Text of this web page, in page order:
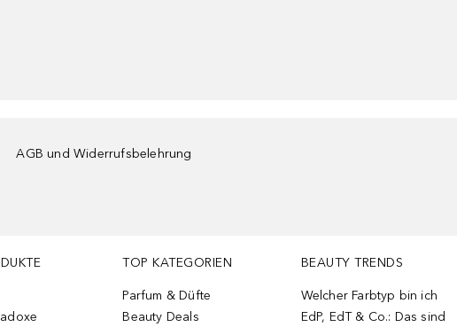
AGB und Widerrufsbelehrung
TOP KATEGORIEN
Parfum & Düfte
Beauty Deals
BEAUTY TRENDS
Welcher Farbtyp bin ich
EdP, EdT & Co.: Das sind